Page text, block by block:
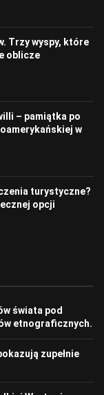
Trzy wyspy, które
oblicze
– pamiątka po
w
turystyczne?
opcji
świata pod
etnograficznych.
zupełnie